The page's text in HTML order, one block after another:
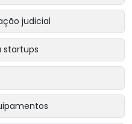
judicial
startups